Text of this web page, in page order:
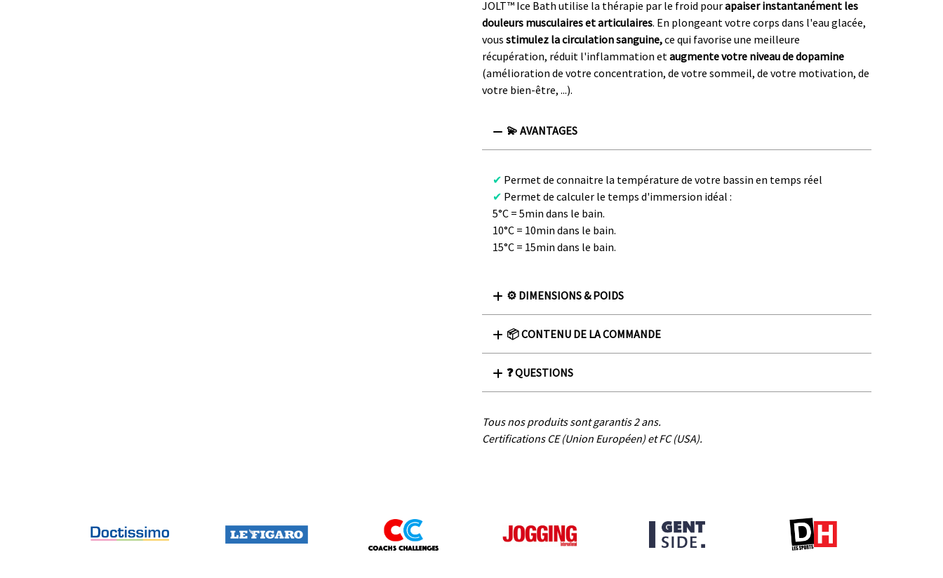
JOLT™ Ice Bath utilise la thérapie par le froid pourapaiser instantanément les
douleurs musculaires et articulaires. En plongeant votre corps dans l'eau glacée,
vous stimulez la circulation sanguine,ce qui favorise une meilleure
récupération, réduit l'inflammation et augmente votre niveau de dopamine
(amélioration de votre concentration, de votre sommeil, de votre motivation, de
votre bien-être, ...).
💫 AVANTAGES
✔ Permet de connaitre la température de votre bassin en temps réel
✔ Permet de calculer le temps d'immersion idéal :
5°C = 5min dans le bain.
10°C = 10min dans le bain.
15°C = 15min dans le bain.
⚙️ DIMENSIONS & POIDS
📦 CONTENU DE LA COMMANDE
❓ QUESTIONS
Tous nos produits sont garantis 2 ans.
Certifications CE (Union Européen) et FC (USA).